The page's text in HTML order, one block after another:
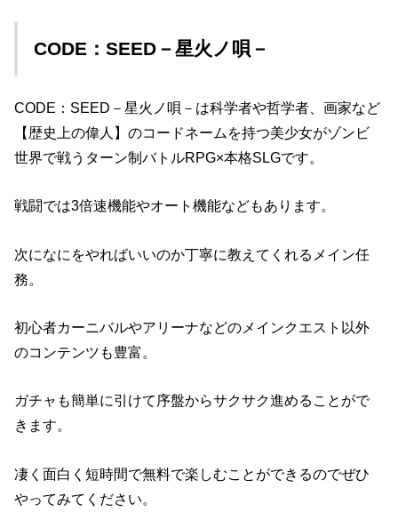
CODE：SEED－星火ノ唄－
CODE：SEED－星火ノ唄－は科学者や哲学者、画家など
【歴史上の偉人】のコードネームを持つ美少女がゾンビ
世界で戦うターン制バトルRPG×本格SLGです。
戦闘では3倍速機能やオート機能などもあります。
次になにをやればいいのか丁寧に教えてくれるメイン任
務。
初心者カーニバルやアリーナなどのメインクエスト以外
のコンテンツも豊富。
ガチャも簡単に引けて序盤からサクサク進めることがで
きます。
凄く面白く短時間で無料で楽しむことができるのでぜひ
やってみてください。